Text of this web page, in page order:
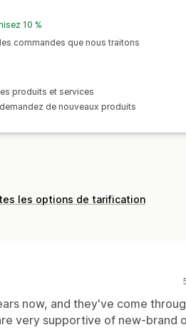
10 %
commandes que nous traitons
produits et services
de nouveaux produits
les options de tarification
now, and they've come
very supportive of new-brand